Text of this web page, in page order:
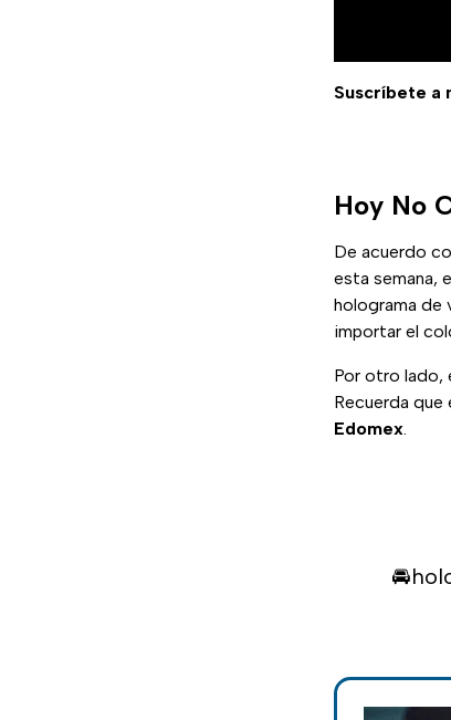
Suscríbete a
Hoy No
De acuerdo
esta semana,
holograma de
importar el
Por otro lado,
Recuerda que
Edomex.